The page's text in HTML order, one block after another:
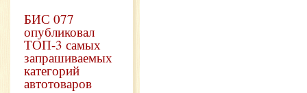
БИС 077
опубликовал
ТОП-3 самых
запрашиваемых
категорий
автотоваров